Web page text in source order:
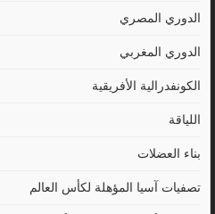
الدوري المصري
الدوري المغربي
الكونفدرالية الأفريقية
اللياقة
بناء العضلات
تصفيات آسيا المؤهلة لكأس العالم